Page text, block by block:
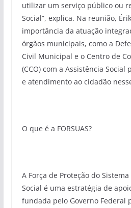
utilizar um serviço público ou
Social”, explica. Na reunião,
importância da atuação
órgãos municipais, como a
Civil Municipal e o Centro de
(CCO) com a Assistência Social
e atendimento ao cidadão
O que é a FORSUAS?
A Força de Proteção do
Social é uma estratégia de
fundada pelo Governo Federal